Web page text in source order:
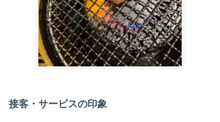
接客・サービスの印象